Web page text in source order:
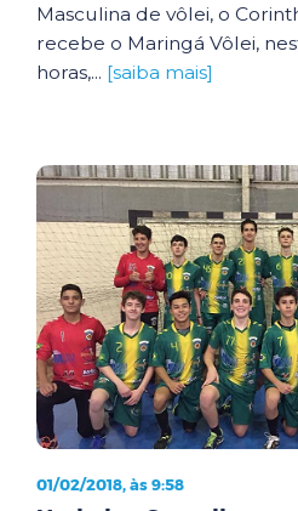
Masculina de vôlei, o
recebe o Maringá Vôlei,
horas,... [saiba mais]
01/02/2018, às 9:58